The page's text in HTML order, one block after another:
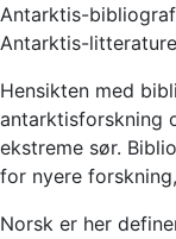
Antarktis-
Antarktis-
Hensikten med
antarktisforskning
ekstreme sør.
for nyere
Norsk er her